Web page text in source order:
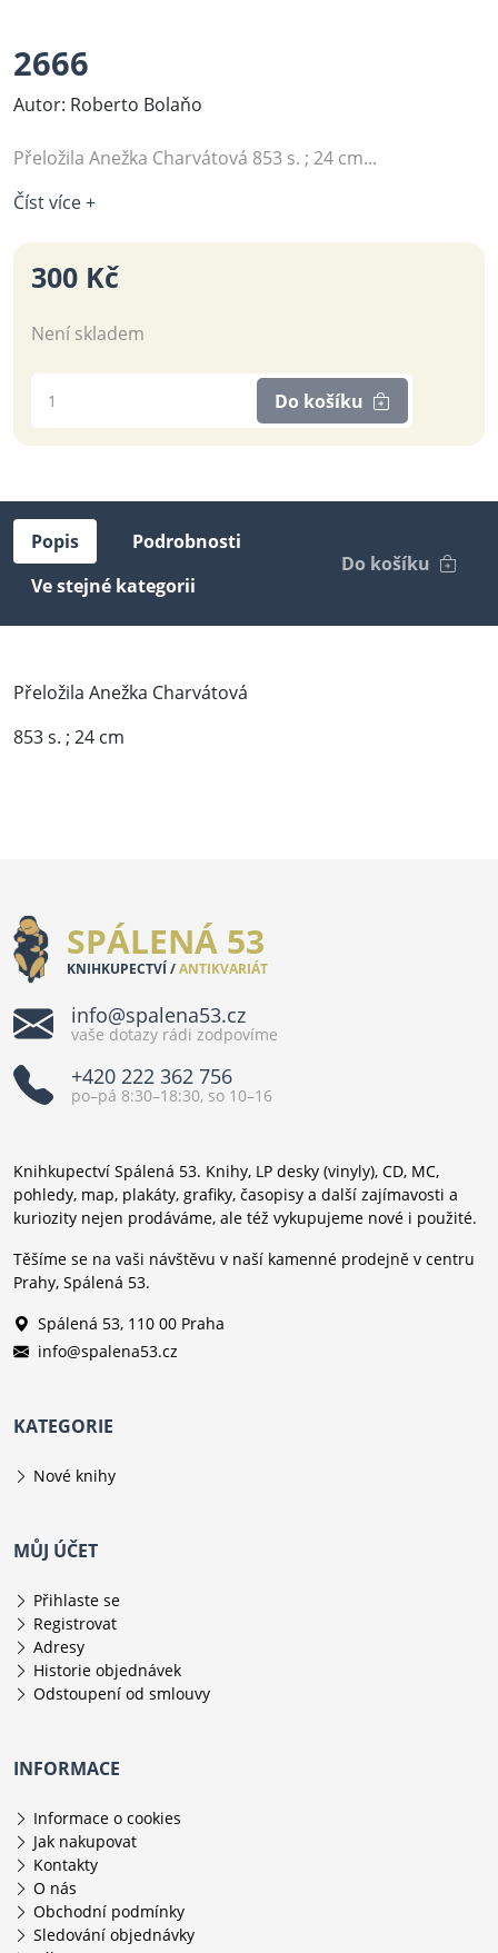
2666
Autor: Roberto Bolaňo
Přeložila Anežka Charvátová 853 s. ; 24 cm...
Číst více +
300 Kč
Není skladem
Do košíku
Popis
Podrobnosti
Ve stejné kategorii
Do košíku
Přeložila Anežka Charvátová
853 s. ; 24 cm
SPÁLENÁ 53
KNIHKUPECTVÍ /ANTIKVARIÁT
info@spalena53.cz
vaše dotazy rádi zodpovíme
+420 222 362 756
po–pá 8:30–18:30, so 10–16
Knihkupectví Spálená 53. Knihy, LP desky (vinyly), CD, MC,
pohledy, map, plakáty, grafiky, časopisy a další zajímavosti a
kuriozity nejen prodáváme, ale též vykupujeme nové i použité.
Těšíme se na vaši návštěvu v naší kamenné prodejně v centru
Prahy, Spálená 53.
Spálená 53, 110 00 Praha
info@spalena53.cz
KATEGORIE
Nové knihy
MŮJ ÚČET
Přihlaste se
Registrovat
Adresy
Historie objednávek
Odstoupení od smlouvy
INFORMACE
Informace o cookies
Jak nakupovat
Kontakty
O nás
Obchodní podmínky
Sledování objednávky